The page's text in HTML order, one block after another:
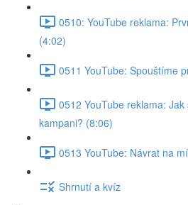
0510: YouTube reklama:
(4:02)
0511 YouTube: Spouštíme
0512 YouTube reklama:
kampani? (8:06)
0513 YouTube: Návrat na
Shrnutí a kvíz